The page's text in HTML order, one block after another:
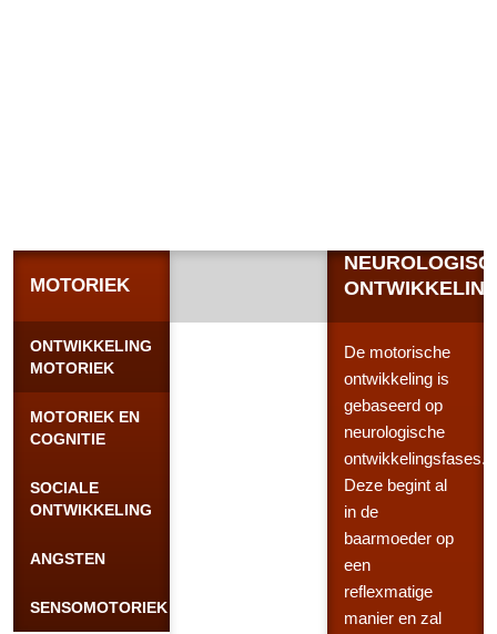
MOTORIEK
ONTWIKKELING
MOTORIEK
MOTORIEK EN
COGNITIE
SOCIALE
ONTWIKKELING
ANGSTEN
SENSOMOTORIEK
De motorische
ontwikkeling is
gebaseerd op
neurologische
ontwikkelingsfases.
Deze begint al
in de
baarmoeder op
een
reflexmatige
manier en zal